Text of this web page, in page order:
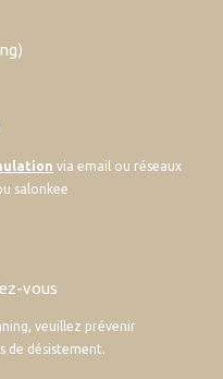
via email ou réseaux
salonkee
vous
veuillez prévenir
de désistement.